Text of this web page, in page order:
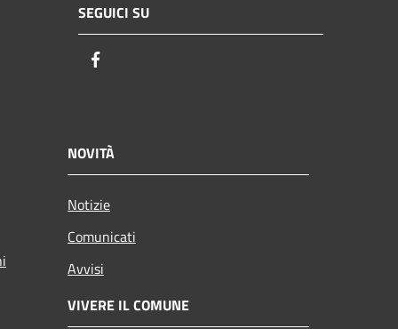
SEGUICI SU
NOVITÀ
Notizie
Comunicati
Avvisi
VIVERE IL COMUNE